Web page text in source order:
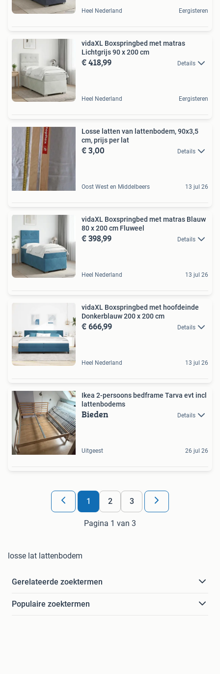
Heel Nederland Eergisteren
vidaXL Boxspringbed met matras
Lichtgrijs 90 x 200 cm
€ 418,99 Details
Heel Nederland Eergisteren
Losse latten van lattenbodem, 90x3,5
cm, prijs per lat
€ 3,00 Details
Oost West en Middelbeers 13 jul 26
vidaXL Boxspringbed met matras Blauw
80 x 200 cm Fluweel
€ 398,99 Details
Heel Nederland 13 jul 26
vidaXL Boxspringbed met hoofdeinde
Donkerblauw 200 x 200 cm
€ 666,99 Details
Heel Nederland 13 jul 26
Ikea 2-persoons bedframe Tarva evt incl
lattenbodems
Bieden Details
Uitgeest 26 jul 26
1 2 3
Pagina 1 van 3
losse lat lattenbodem
Gerelateerde zoektermen
Populaire zoektermen